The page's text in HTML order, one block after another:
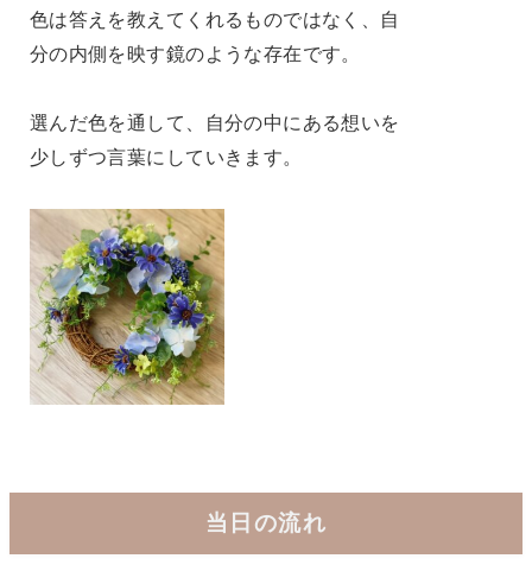
色は答えを教えてくれるものではなく、 自
分の内側を映す鏡のような存在です。
選んだ色を通して、自分の中にある想いを
少しずつ言葉にしていきます。
当日の流れ